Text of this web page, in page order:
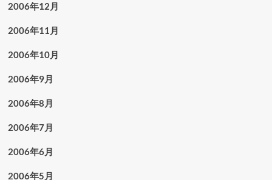
2006年12月
2006年11月
2006年10月
2006年9月
2006年8月
2006年7月
2006年6月
2006年5月